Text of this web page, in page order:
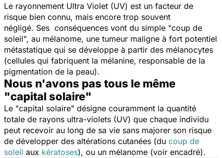
Le rayonnement Ultra Violet (UV) est un facteur de
risque bien connu, mais encore trop souvent
négligé. Ses conséquences vont du simple "coup de
soleil", au mélanome, une tumeur maligne à fort potentiel
métastatique qui se développe à partir des mélanocytes
(cellules qui fabriquent la mélanine, responsable de la
pigmentation de la peau).
Nous n'avons pas tous le même
"capital solaire"
Le "capital solaire" désigne couramment la quantité
totale de rayons ultra-violets (UV) que chaque individu
peut recevoir au long de sa vie sans majorer son risque
de développer des altérations cutanées (du coup de
soleil aux kératoses), ou un mélanome (voir encadré).